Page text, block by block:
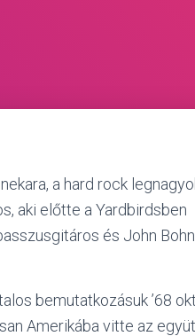
a hard rock
aki előtte a Yardbirdsben
és John
bemutatkozásuk ’68
Amerikába vitte az